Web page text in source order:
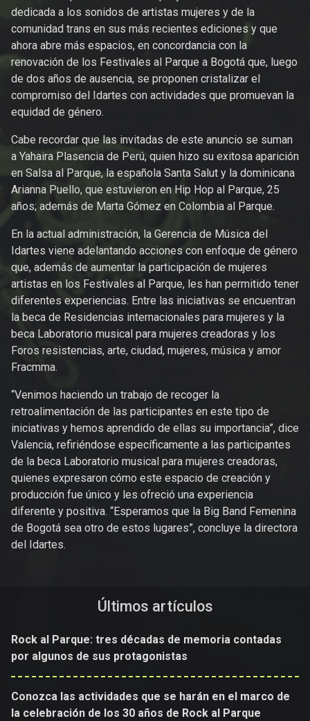
dedicada a los sonidos de artistas mujeres y de la
comunidad trans en sus más recientes ediciones y que
ahora abre más espacios, en concordancia con la
renovación de los Festivales al Parque a Bogotá que, luego
de dos años de ausencia, se proponen cristalizar el
compromiso del Idartes con actividades que promuevan la
equidad de género.
Cabe recordar que las invitadas de este anuncio se suman
a Yahaira Plasencia de Perú, quien hizo su exitosa aparición
en Salsa al Parque, la española Santa Salut y la dominicana
Arianna Puello, que estuvieron en Hip Hop al Parque, 25
años; además de Marta Gómez en Colombia al Parque.
En la actual administración, la Gerencia de Música del
Idartes viene adelantando acciones con enfoque de género
que, además de aumentar la participación de mujeres
artistas en los Festivales al Parque, les han permitido tener
diferentes experiencias. Entre las iniciativas se encuentran
la beca de Residencias internacionales para mujeres y la
beca Laboratorio musical para mujeres creadoras y los
Foros resistencias, arte, ciudad, mujeres, música y amor
Fracmma.
“Venimos haciendo un trabajo de recoger la
retroalimentación de las participantes en este tipo de
iniciativas y hemos aprendido de ellas su importancia”, dice
Valencia, refiriéndose específicamente a las participantes
de la beca Laboratorio musical para mujeres creadoras,
quienes expresaron cómo este espacio de creación y
producción fue único y les ofreció una experiencia
diferente y positiva. “Esperamos que la Big Band Femenina
de Bogotá sea otro de estos lugares”, concluye la directora
del Idartes.
Últimos artículos
Rock al Parque: tres décadas de memoria contadas
por algunos de sus protagonistas
Conozca las actividades que se harán en el marco de
la celebración de los 30 años de Rock al Parque